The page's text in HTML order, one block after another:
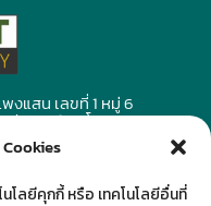
นโลยีคุกกี้ หรือ เทคโนโลยีอื่นที่
งแสน เลขที่ 1 หมู่ 6
ฐม 73140 โทร.092-